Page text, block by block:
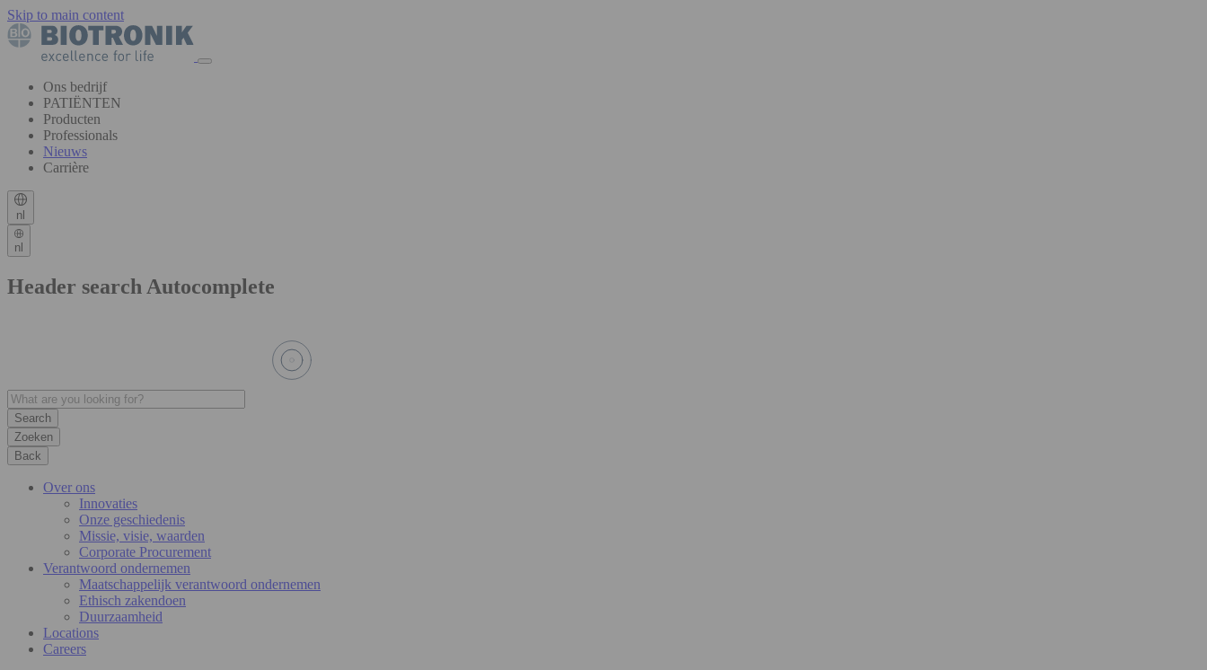
Skip to main content
Ons bedrijf
PATIËNTEN
Producten
Professionals
Nieuws
Carrière
nl
nl
Header search Autocomplete
Zoeken
Back
Over ons
Innovaties
Onze geschiedenis
Missie, visie, waarden
Corporate Procurement
Verantwoord ondernemen
Maatschappelijk verantwoord ondernemen
Ethisch zakendoen
Duurzaamheid
Locations
Careers